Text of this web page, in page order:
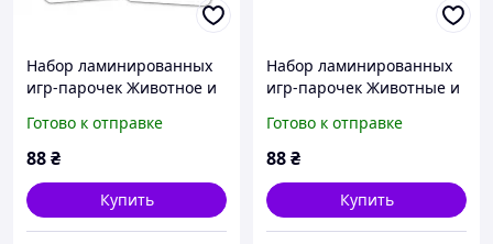
Набор ламинированных
игр-парочек Животное и
15 пар 30 шт Вундеркинд
с Пеленок
Готово к отправке
88₴
Купить
Набор ламинированных
игр-парочек Животные и
15 пар 30 шт Вундеркинд
с Пеленок
Готово к отправке
88₴
Купить